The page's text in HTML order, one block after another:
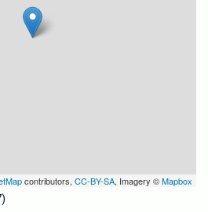
contributors, CC-BY-SA, Imagery ©Mapbox